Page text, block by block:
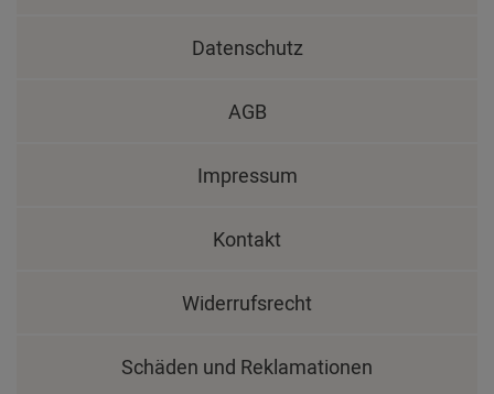
Datenschutz
AGB
Impressum
Kontakt
Widerrufsrecht
Schäden und Reklamationen